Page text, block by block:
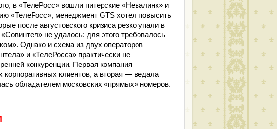
в «ТелеРосс» вошли питерские «Невалинк» и
«ТелеРосс», менеджмент GTS хотел повысить
после августовского кризиса резко упали в
не удалось: для этого требовалось
Однако и схема из двух операторов
и «ТелеРосса» практически не
конкуренции. Первая компания
корпоративных клиентов, а вторая — ведала
обладателем московских «прямых» номеров.